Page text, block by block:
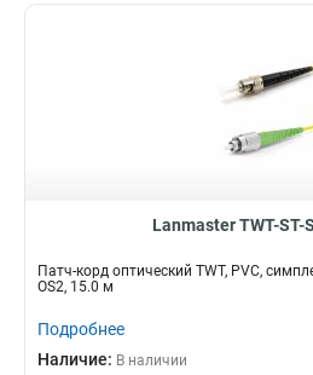
Lanmaster TWT-ST-
Патч-корд оптический TWT, PVC,
OS2, 15.0 м
Подробнее
Наличие: В наличии